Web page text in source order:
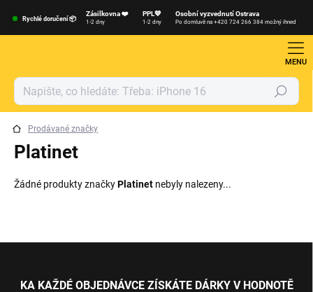
Rychlé doručení 📦
Zásilkovna ❤️ PPL💙 Osobní vyzvednutí Ostrava
1-2 dny 1-2 dny Po domluvě na +420 724 266 384 možný ihned
Hledat
Prodávané značky
Platinet
Žádné produkty značkyPlatinet nebyly nalezeny...
KA KAŽDÉ OBJEDNÁVCE ZÍSKÁTE DÁRKY V HODNOTĚ